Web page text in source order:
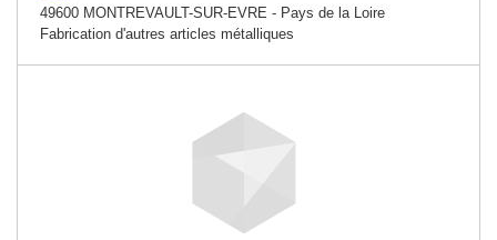
49600 MONTREVAULT-SUR-EVRE - Pays de la Loire
Fabrication d'autres articles métalliques